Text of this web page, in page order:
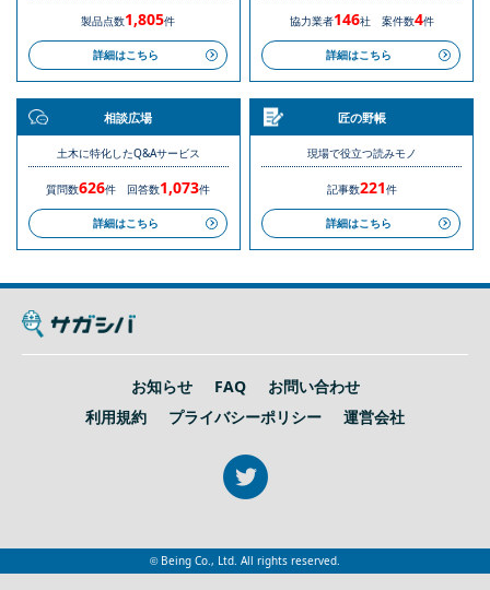
製品点数1,805件
詳細はこちら
協力業者146社 案件数4件
詳細はこちら
相談広場
土木に特化したQ&Aサービス
質問数626件 回答数1,073件
詳細はこちら
匠の野帳
現場で役立つ読みモノ
記事数221件
詳細はこちら
お知らせ FAQ
お問い合わせ
利用規約
プライバシーポリシー 運営会社
© Being Co., Ltd. All rights reserved.